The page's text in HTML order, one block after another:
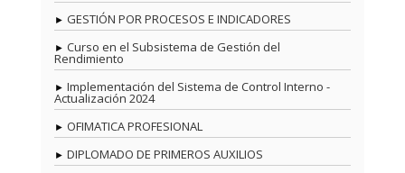
GESTIÓN POR PROCESOS E INDICADORES
Curso en el Subsistema de Gestión del
Rendimiento
Implementación del Sistema de Control Interno -
Actualización 2024
OFIMATICA PROFESIONAL
DIPLOMADO DE PRIMEROS AUXILIOS